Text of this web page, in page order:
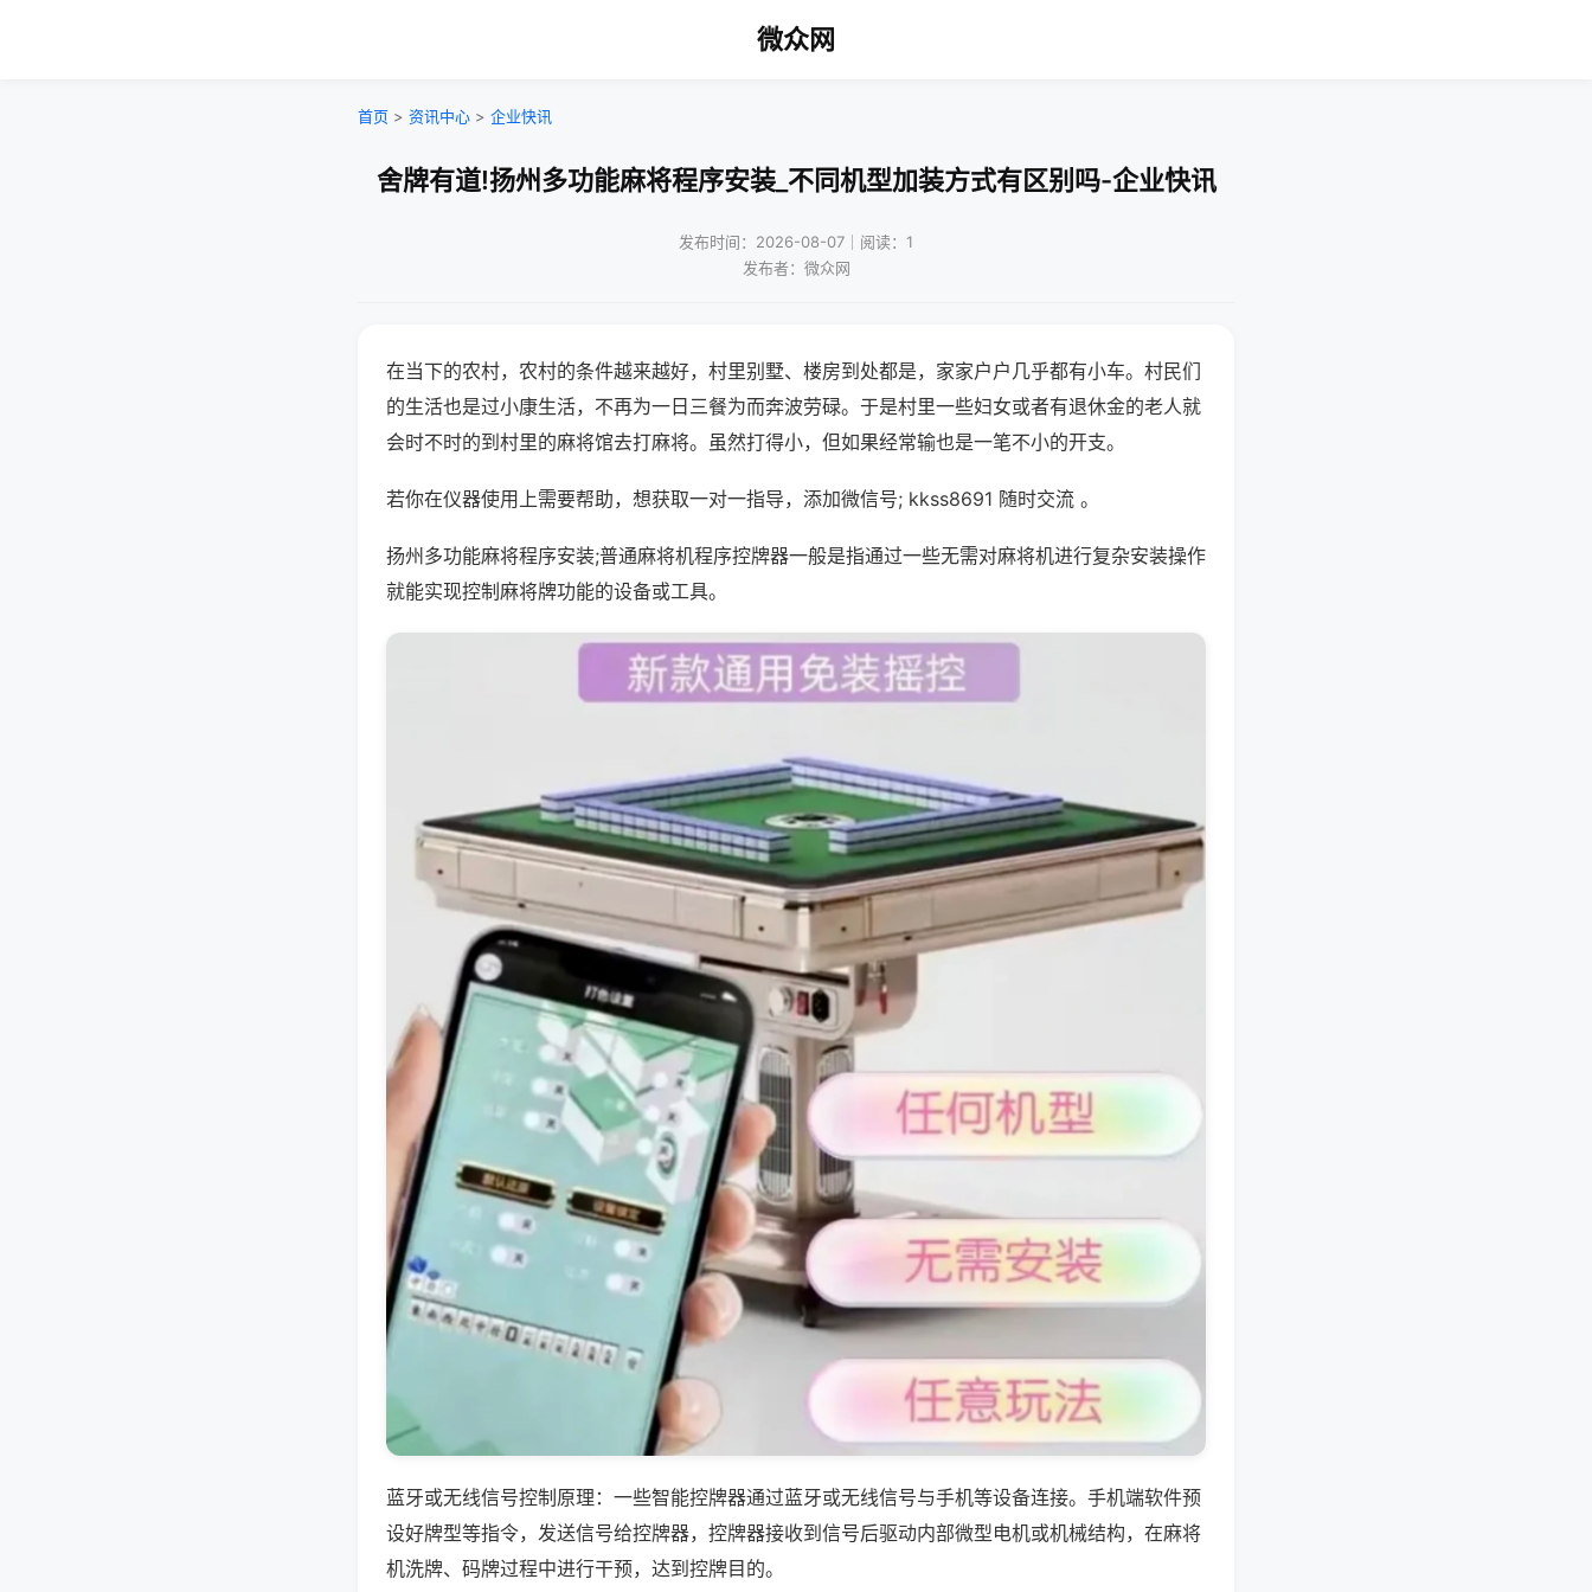
微众网
首页 > 资讯中心 > 企业快讯
舍牌有道!扬州多功能麻将程序安装_不同机型加装方式有区别吗-企业快讯
发布时间：2026-08-07｜阅读：1
发布者：微众网
在当下的农村，农村的条件越来越好，村里别墅、楼房到处都是，家家户户几乎都有小车。村民们
的生活也是过小康生活，不再为一日三餐为而奔波劳碌。于是村里一些妇女或者有退休金的老人就
会时不时的到村里的麻将馆去打麻将。虽然打得小，但如果经常输也是一笔不小的开支。
若你在仪器使用上需要帮助，想获取一对一指导，添加微信号; kkss8691 随时交流 。
扬州多功能麻将程序安装;普通麻将机程序控牌器一般是指通过一些无需对麻将机进行复杂安装操作
就能实现控制麻将牌功能的设备或工具。
蓝牙或无线信号控制原理：一些智能控牌器通过蓝牙或无线信号与手机等设备连接。手机端软件预
设好牌型等指令，发送信号给控牌器，控牌器接收到信号后驱动内部微型电机或机械结构，在麻将
机洗牌、码牌过程中进行干预，达到控牌目的。